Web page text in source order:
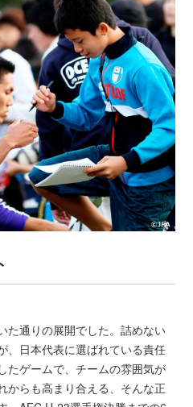
た通りの展開でした。詰めない
、日本代表に選ばれている責任
たゲームで、チームの雰囲気が
からも高まり合える、そんな正